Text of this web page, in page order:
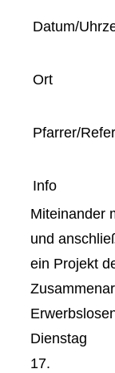
Datum/
Ort
Pfarrer/
Info
Miteinander
und
ein Projekt
Dienstag
17.